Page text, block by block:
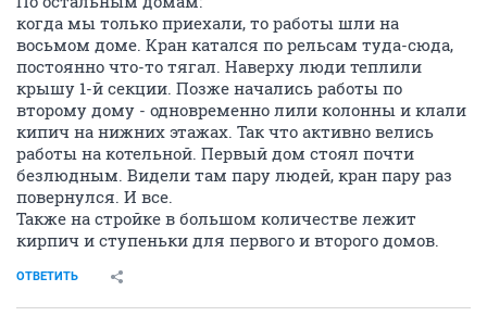
когда мы только приехали, то работы шли на
восьмом доме. Кран катался по рельсам туда-сюда,
постоянно что-то тягал. Наверху люди теплили
крышу 1-й секции. Позже начались работы по
второму дому - одновременно лили колонны и клали
кипич на нижних этажах. Так что активно велись
работы на котельной. Первый дом стоял почти
безлюдным. Видели там пару людей, кран пару раз
повернулся. И все.
Также на стройке в большом количестве лежит
кирпич и ступеньки для первого и второго домов.
ОТВЕТИТЬ